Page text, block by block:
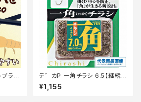
ラッ
テ゛カP 一角チラシ 6.5【継続セ
ール_仕掛】
¥1,155